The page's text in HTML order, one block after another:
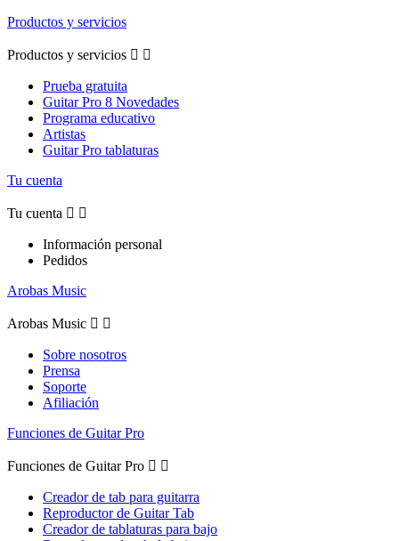
Productos y servicios
Productos y servicios  
Prueba gratuita
Guitar Pro 8 Novedades
Programa educativo
Artistas
Guitar Pro tablaturas
Tu cuenta
Tu cuenta  
Información personal
Pedidos
Arobas Music
Arobas Music  
Sobre nosotros
Prensa
Soporte
Afiliación
Funciones de Guitar Pro
Funciones de Guitar Pro  
Creador de tab para guitarra
Reproductor de Guitar Tab
Creador de tablaturas para bajo